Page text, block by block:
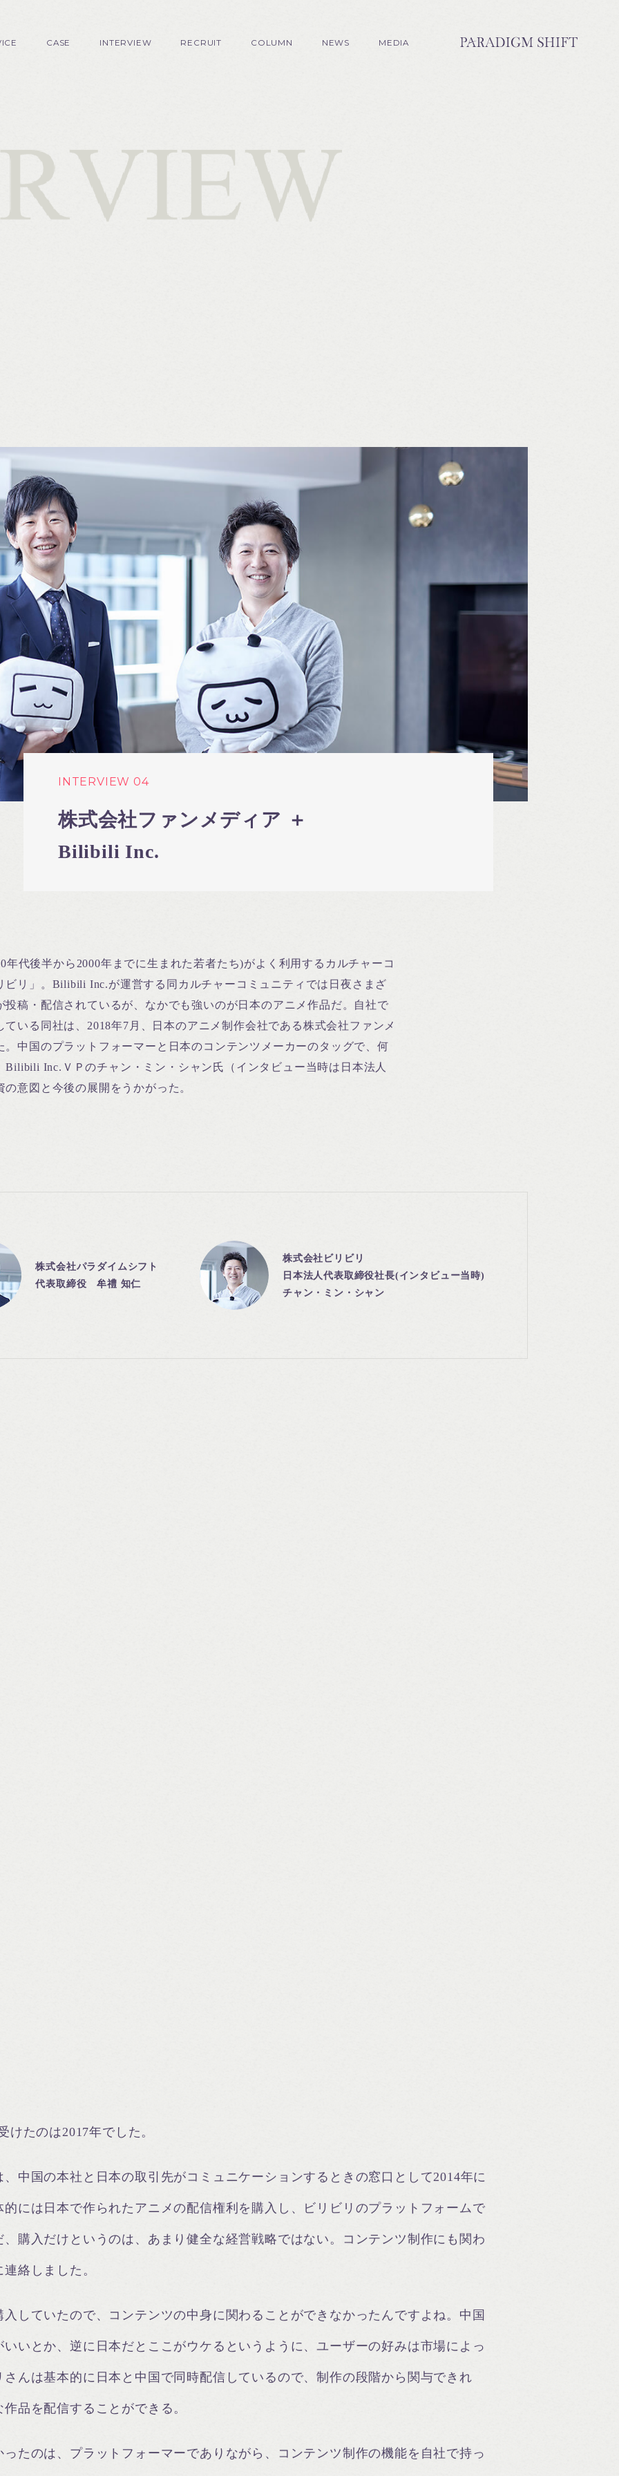
INTERVIEW 04
株式会社ファンメディア ＋
Bilibili Inc.
年代後半から2000年までに生まれた若者たち)がよく利用するカルチャーコ
ビリ」。Bilibili Inc.が運営する同カルチャーコミュニティでは日夜さまざ
投稿・配信されているが、なかでも強いのが日本のアニメ作品だ。自社で
ている同社は、2018年7月、日本のアニメ制作会社である株式会社ファンメ
。中国のプラットフォーマーと日本のコンテンツメーカーのタッグで、何
Bilibili Inc.ＶＰのチャン・ミン・シャン氏（インタビュー当時は日本法人
意図と今後の展開をうかがった。
株式会社パラダイムシフト
代表取締役 牟禮 知仁
株式会社ビリビリ
日本法人代表取締役社長(インタビュー当時)
チャン・ミン・シャン
たのは2017年でした。
中国の本社と日本の取引先がコミュニケーションするときの窓口として2014年に
には日本で作られたアニメの配信権利を購入し、ビリビリのプラットフォームで
購入だけというのは、あまり健全な経営戦略ではない。コンテンツ制作にも関わ
絡しました。
していたので、コンテンツの中身に関わることができなかったんですよね。中国
いとか、逆に日本だとここがウケるというように、ユーザーの好みは市場によっ
んは基本的に日本と中国で同時配信しているので、制作の段階から関与できれ
品を配信することができる。
たのは、プラットフォーマーでありながら、コンテンツ制作の機能を自社で持っ
CASE INTERVIEW RECRUIT COLUMN NEWS MEDIA